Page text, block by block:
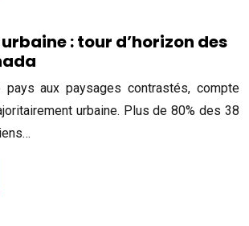
: tour d’horizon des
pays aux paysages contrastés, compte
urbaine. Plus de 80% des 38